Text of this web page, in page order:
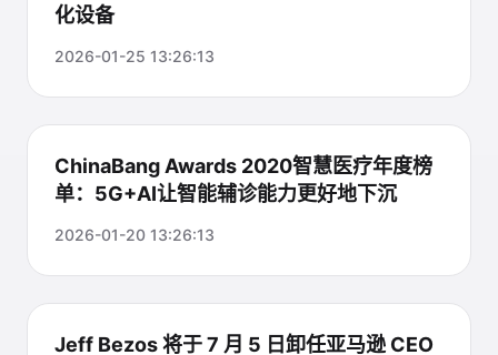
化设备
2026-01-25 13:26:13
ChinaBang Awards 2020智慧医疗年度榜
单：5G+AI让智能辅诊能力更好地下沉
2026-01-20 13:26:13
Jeff Bezos 将于 7 月 5 日卸任亚马逊 CEO